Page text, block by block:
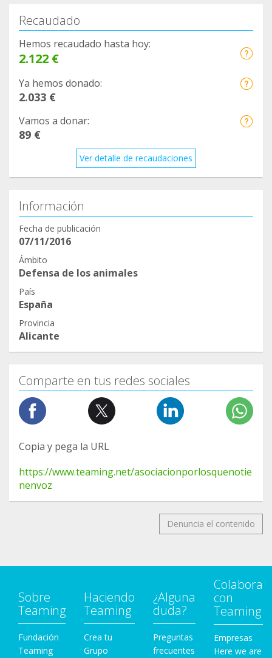
Recaudado
Hemos recaudado hasta hoy:
2.122 €
Ya hemos donado:
2.033 €
Vamos a donar:
89 €
Ver detalle de recaudaciones
Información
Fecha de publicación
07/11/2016
Ámbito
Defensa de los animales
País
España
Provincia
Alicante
Comparte en tus redes sociales
Copia y pega la URL
https://www.teaming.net/asociacionporlosquenotie
nenvoz
Denuncia el contenido
Sobre
Teaming
Fundación
Teaming
Haciendo
Teaming
Crea tu
Grupo
¿Alguna
duda?
Preguntas
frecuentes
Colabora
con
Teaming
Empresas
Here we are